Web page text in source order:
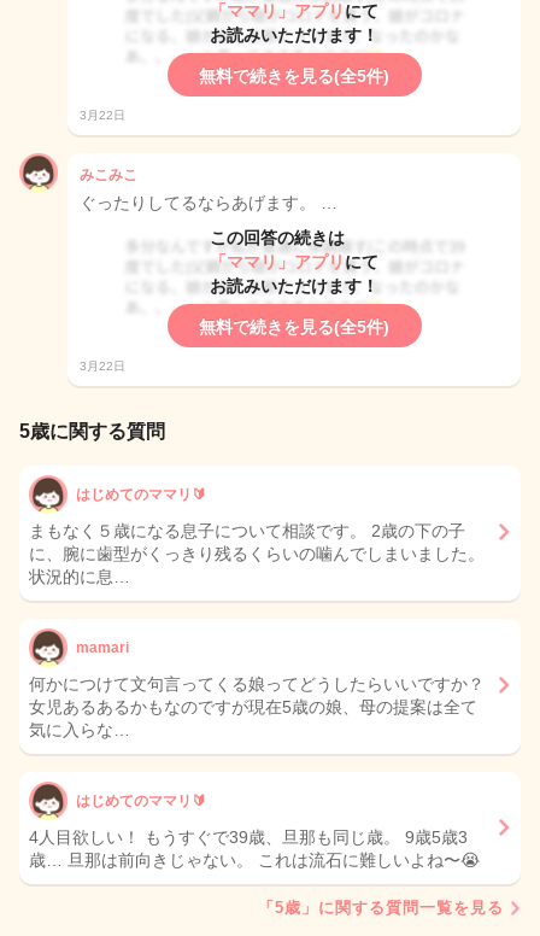
「ママリ」アプリ にて
お読みいただけます！
無料で続きを見る(全5件)
3月22日
みこみこ
ぐったりしてるならあげます。 …
この回答の続きは
「ママリ」アプリ にて
お読みいただけます！
無料で続きを見る(全5件)
3月22日
5歳に関する質問
はじめてのママリ🔰
まもなく５歳になる息子について相談です。 2歳の下の子
に、腕に歯型がくっきり残るくらいの噛んでしまいました。
状況的に息…
mamari
何かにつけて文句言ってくる娘ってどうしたらいいですか？
女児あるあるかもなのですが現在5歳の娘、母の提案は全て
気に入らな…
はじめてのママリ🔰
4人目欲しい！ もうすぐで39歳、旦那も同じ歳。 9歳5歳3
歳… 旦那は前向きじゃない。 これは流石に難しいよね〜😭
「5歳」に関する質問一覧を見る